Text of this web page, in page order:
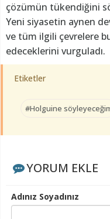
çözümün tükendiğini
Yeni siyasetin aynen
ve tüm ilgili çevrelere
edeceklerini vurguladı.
Etiketler
#Holguine
YORUM EKLE
Adınız Soyadınız